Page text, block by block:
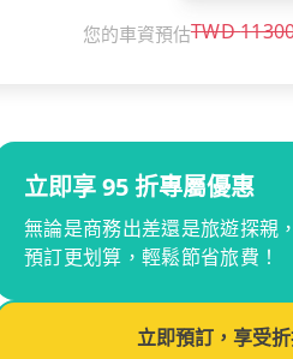
您的車資預估TWD
立即享 95 折專屬優惠
無論是商務出差還是旅遊探親
預訂更划算，輕鬆節省旅費！
立即預訂，享受